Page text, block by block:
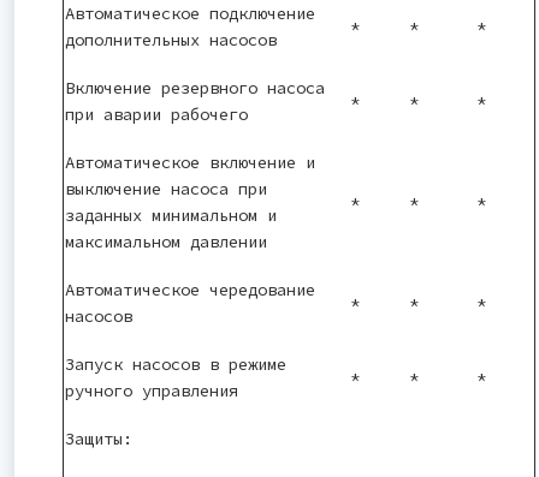
Автоматическое подключение
дополнительных насосов
* * *
Включение резервного насоса
при аварии рабочего
* * *
Автоматическое включение и
выключение насоса при
заданных минимальном и
максимальном давлении
* * *
Автоматическое чередование
насосов
* * *
Запуск насосов в режиме
ручного управления
* * *
Защиты: